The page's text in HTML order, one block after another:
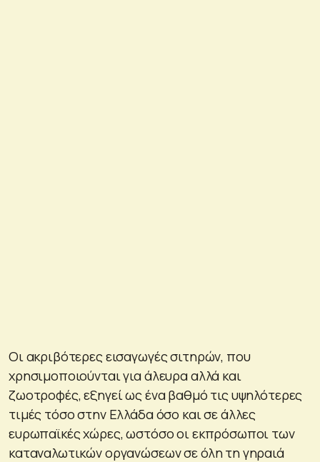
Οι ακριβότερες εισαγωγές σιτηρών, που
χρησιμοποιούνται για άλευρα αλλά και
ζωοτροφές, εξηγεί ως ένα βαθμό τις υψηλότερες
τιμές τόσο στην Ελλάδα όσο και σε άλλες
ευρωπαϊκές χώρες, ωστόσο οι εκπρόσωποι των
καταναλωτικών οργανώσεων σε όλη τη γηραιά